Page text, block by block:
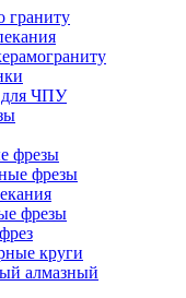
граниту
для ЧПУ
фрезы
фрезы
фрезы
круги
алмазный